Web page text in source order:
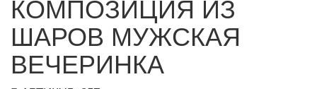
ШАРОВ МУЖСКАЯ
ВЕЧЕРИНКА